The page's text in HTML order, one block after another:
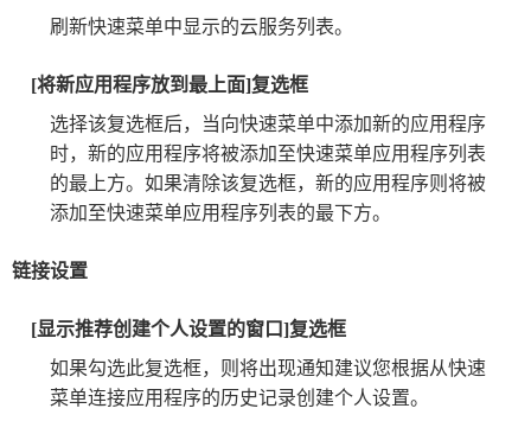
刷新快速菜单中显示的云服务列表。
[将新应用程序放到最上面]复选框
选择该复选框后，当向快速菜单中添加新的应用程序
时，新的应用程序将被添加至快速菜单应用程序列表
的最上方。如果清除该复选框，新的应用程序则将被
添加至快速菜单应用程序列表的最下方。
链接设置
[显示推荐创建个人设置的窗口]复选框
如果勾选此复选框，则将出现通知建议您根据从快速
菜单连接应用程序的历史记录创建个人设置。